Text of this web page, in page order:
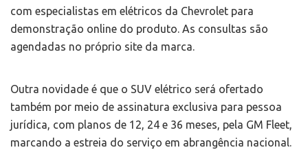
com especialistas em elétricos da Chevrolet para
demonstração online do produto. As consultas são
agendadas no próprio site da marca.
Outra novidade é que o SUV elétrico será ofertado
também por meio de assinatura exclusiva para pessoa
jurídica, com planos de 12, 24 e 36 meses, pela GM Fleet,
marcando a estreia do serviço em abrangência nacional.